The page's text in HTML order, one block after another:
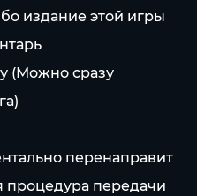
издание этой игры
(Можно сразу
перенаправит
процедура передачи